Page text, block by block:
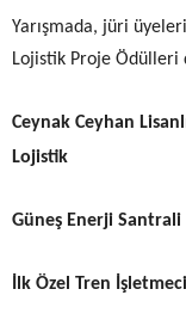
Yarışmada, jüri
Lojistik Proje Ödülleri
Ceynak Ceyhan
Lojistik
Güneş Enerji
İlk Özel Tren